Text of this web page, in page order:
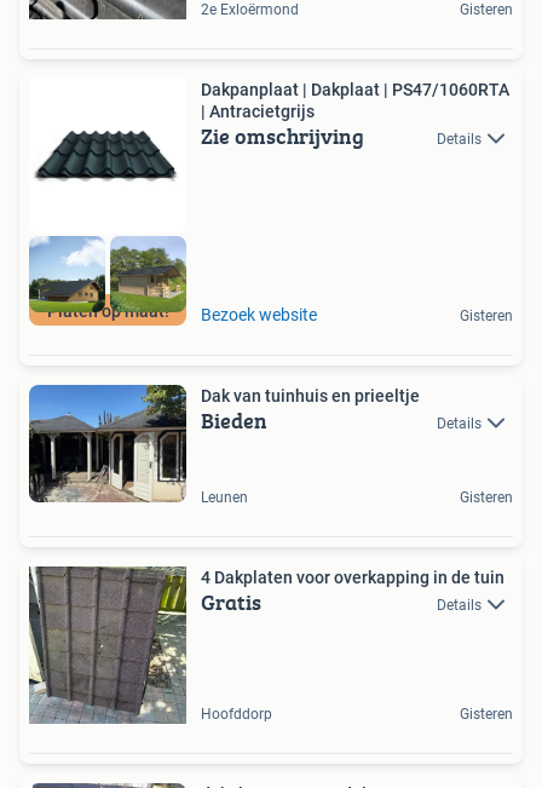
2e Exloërmond Gisteren
Platen op maat!
Dakpanplaat | Dakplaat | PS47/1060RTA
| Antracietgrijs
Zie omschrijving Details
Bezoek website Gisteren
Dak van tuinhuis en prieeltje
Bieden Details
Leunen Gisteren
4 Dakplaten voor overkapping in de tuin
Gratis Details
Hoofddorp Gisteren